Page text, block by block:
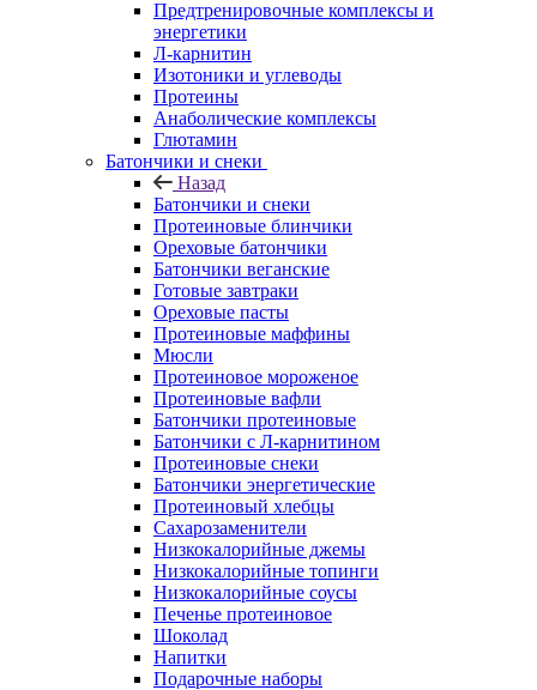
Предтренировочные комплексы и
энергетики
Л-карнитин
Изотоники и углеводы
Протеины
Анаболические комплексы
Глютамин
Батончики и снеки
Назад
Батончики и снеки
Протеиновые блинчики
Ореховые батончики
Батончики веганские
Готовые завтраки
Ореховые пасты
Протеиновые маффины
Мюсли
Протеиновое мороженое
Протеиновые вафли
Батончики протеиновые
Батончики с Л-карнитином
Протеиновые снеки
Батончики энергетические
Протеиновый хлебцы
Сахарозаменители
Низкокалорийные джемы
Низкокалорийные топинги
Низкокалорийные соусы
Печенье протеиновое
Шоколад
Напитки
Подарочные наборы